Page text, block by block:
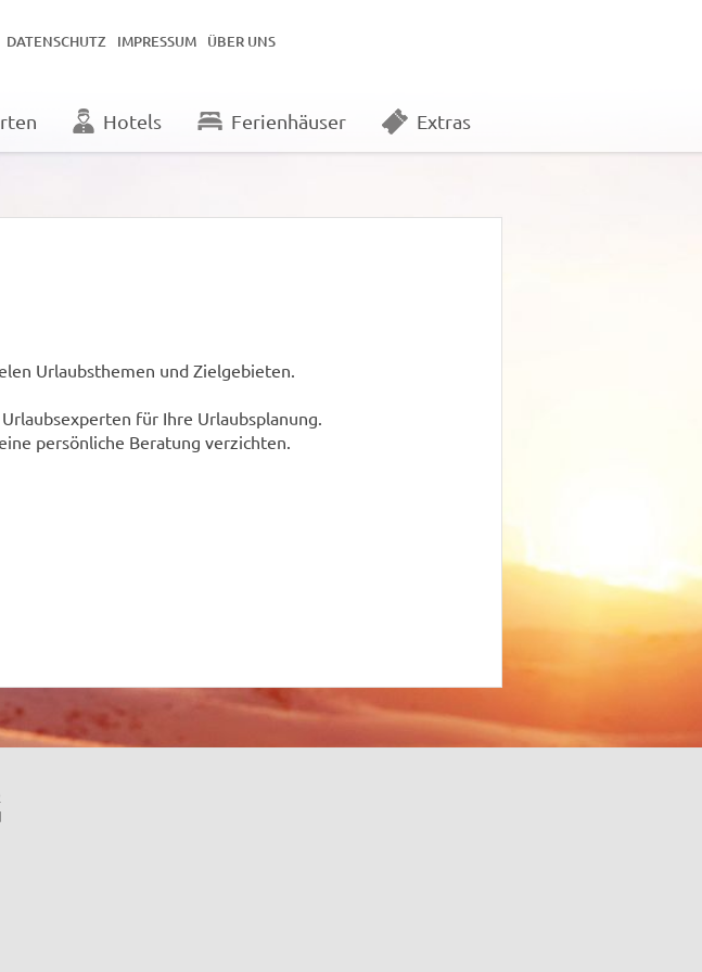
DATENSCHUTZ IMPRESSUM ÜBER UNS
Hotels Ferienhäuser Extras
Urlaubsthemen und Zielgebieten.
für Ihre Urlaubsplanung.
persönliche Beratung verzichten.